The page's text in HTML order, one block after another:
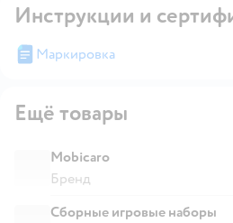
Инструкции и
Маркировка
Ещё товары
Mobicaro
Бренд
Сборные игровые наборы